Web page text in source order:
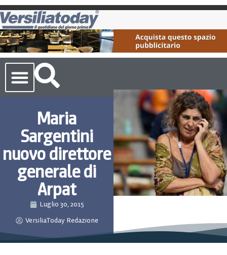
Maria
Sargentini
nuovo direttore
generale di
Arpat
Luglio 30, 2015
VersiliaToday Redazione